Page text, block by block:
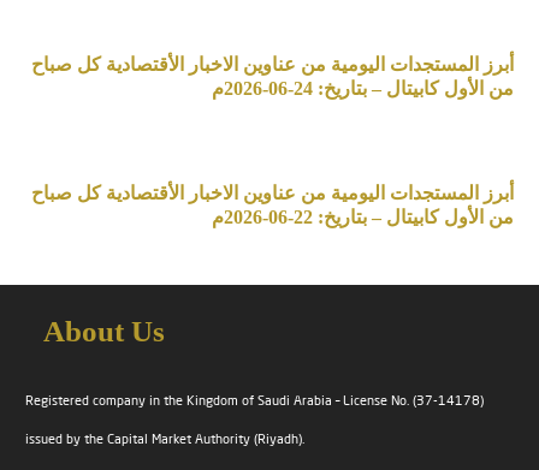
أبرز المستجدات اليومية من عناوين الاخبار الأقتصادية كل صباح
من الأول كابيتال – بتاريخ: 24-06-2026م
أبرز المستجدات اليومية من عناوين الاخبار الأقتصادية كل صباح
من الأول كابيتال – بتاريخ: 22-06-2026م
About Us
Registered company in the Kingdom of Saudi Arabia – License No. (37-14178)
issued by the Capital Market Authority (Riyadh).